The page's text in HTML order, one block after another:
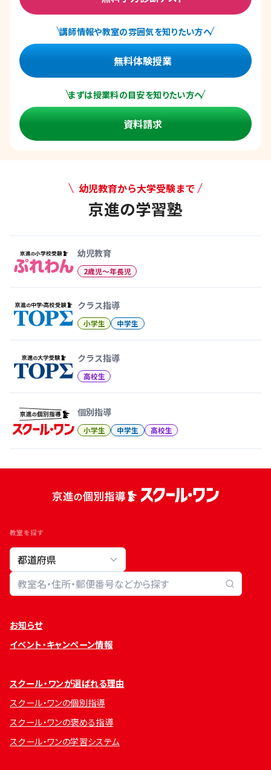
講師情報や教室の雰囲気を知りたい方へ
無料体験授業
まずは授業料の目安を知りたい方へ
資料請求
幼児教育から大学受験まで
京進の学習塾
幼児教育
2歳児〜年長児
クラス指導
小学生 中学生
クラス指導
高校生
個別指導
小学生 中学生 高校生
教室を探す
教室検索
お知らせ
イベント・キャンペーン情報
スクール・ワンが選ばれる理由
スクール・ワンの個別指導
スクール・ワンの褒める指導
スクール・ワンの学習システム